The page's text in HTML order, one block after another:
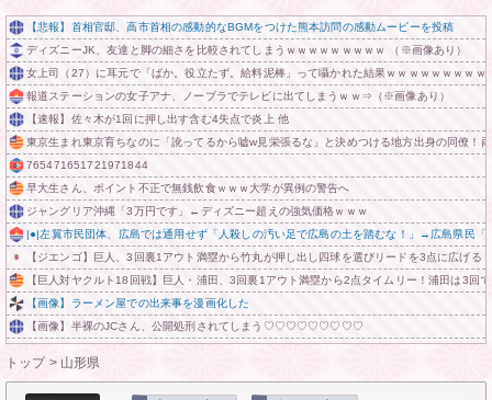
【悲報】首相官邸、高市首相の感動的なBGMをつけた熊本訪問の感動ムービーを投稿
ディズニーJK、友達と脚の細さを比較されてしまうｗｗｗｗｗｗｗｗｗ （※画像あり）
女上司（27）に耳元で「ばか。役立たず。給料泥棒」って囁かれた結果ｗｗｗｗｗｗｗｗｗ
報道ステーションの女子アナ、ノーブラでテレビに出てしまうｗｗ⇒（※画像あり）
【速報】佐々木が1回に押し出す含む4失点で炎上 他
東京生まれ東京育ちなのに「訛ってるから嘘w見栄張るな」と決めつける地方出身の同僚
765471651721971844
早大生さん、ポイント不正で無銭飲食ｗｗｗ大学が異例の警告へ
ジャングリア沖縄「3万円です」←ディズニー超えの強気価格ｗｗｗ
|●|左翼市民団体、広島では通用せず「人殺しの汚い足で広島の土を踏むな！」→広島県民
【ジエンゴ】巨人、3回裏1アウト満塁から竹丸が押し出し四球を選びリードを3点に広げる
【巨人対ヤクルト18回戦】巨人・浦田、3回裏1アウト満塁から2点タイムリー！浦田は3回
【画像】ラーメン屋での出来事を漫画化した
【画像】半裸のJCさん、公開処刑されてしまう♡♡♡♡♡♡♡♡♡
トップ> 山形県